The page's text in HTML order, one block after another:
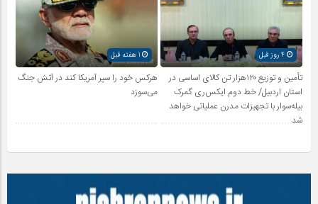
4 روز قبل
تأمین و توزیع ۱۲۰هزار تن کالای اساسی در
استان اردبیل/ خط دوم ایکس‌ری گمرک
بیله‌سوار با تجهیزات مدرن عملیاتی خواهد
شد
هرکس خود را سپر آمریکا کند در آتش جنگ
می‌سوزد